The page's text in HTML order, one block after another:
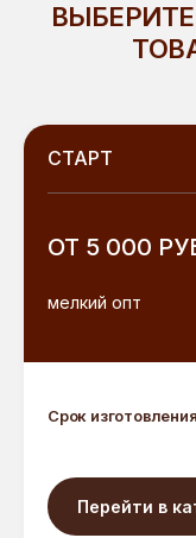
СТАРТ
ОТ 5 000
мелкий опт
Срок
Перейти в